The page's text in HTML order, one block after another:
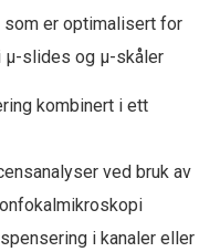
som er optimalisert for
µ-slides og µ-skåler
kombinert i ett
ved bruk av
i kanaler eller